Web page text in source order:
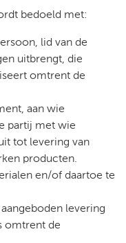
bedoeld met:
lid van de
uitbrengt, die
omtrent de
aan wie
partij met wie
tot levering van
producten.
en/of daartoe te
levering
omtrent de